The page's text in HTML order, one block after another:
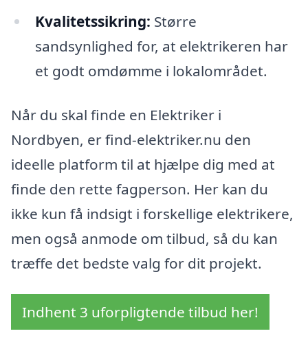
Kvalitetssikring: Større
sandsynlighed for, at elektrikeren har
et godt omdømme i lokalområdet.
Når du skal finde en Elektriker i
Nordbyen, er find-elektriker.nu den
ideelle platform til at hjælpe dig med at
finde den rette fagperson. Her kan du
ikke kun få indsigt i forskellige elektrikere,
men også anmode om tilbud, så du kan
træffe det bedste valg for dit projekt.
Indhent 3 uforpligtende tilbud her!